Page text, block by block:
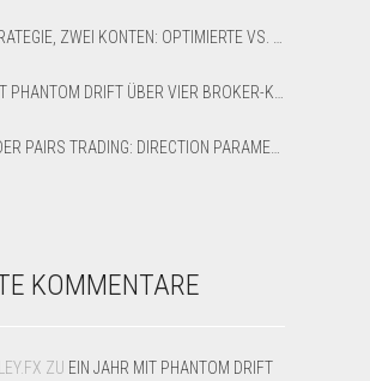
GLEICHE STRATEGIE, ZWEI KONTEN: OPTIMIERTE VS. STANDARD-LATENZ-ARBITRAGE AUF XAUUSD
EIN JAHR MIT PHANTOM DRIFT ÜBER VIER BROKER-KONTEN: EIN EHRLICHER RÜCKBLICK AUF 12 MONATE
SHARPTRADER PAIRS TRADING: DIRECTION PARAMETER EXPLAINED — ALL 8 MODES
KOMMENTARE
ZU EIN JAHR MIT PHANTOM DRIFT